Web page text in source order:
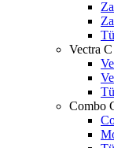
Vectra C
Combo